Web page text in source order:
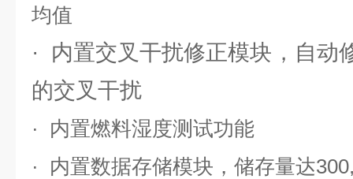
均值
· 内置交叉干扰修正模块，自动
的交叉干扰
· 内置燃料湿度测试功能
· 内置数据存储模块，储存量达